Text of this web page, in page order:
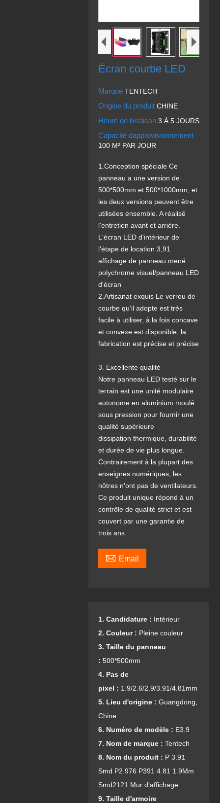
Écran courbe LED
Marque TENTECH
Origine du produit CHINE
Heure de livraison 3 À 5 JOURS
Capacité dapprovisionnement
100 M² PAR JOUR
1.Conception spéciale Ce
panneau a une version de
500*500mm et 500*1000mm, et
les deux versions peuvent être
utilisées ensemble. A réalisé
l'entretien avant et arrière.
L'écran LED d'intérieur de
l'étape de location 3,91
affichage de panneau mené
polychrome visuel/panneau LED
d'écran
2.Artisanat exquis Le verrou de
courbe qu'il adopte est très
facile à utiliser, à la fois concave
et convexe est disponible, la
fabrication est précise et précise
3. Excellente qualité
Notre panneau LED testé sur le
terrain est une unité modulaire
autonome en aluminium moulé
sous pression pour fournir une
qualité supérieure
dissipation thermique, durabilité
et durée de vie plus longue.
Contrairement à la plupart des
enseignes numériques, les
nôtres n'ont pas de ventilateurs.
Ce produit unique répond à un
contrôle de qualité strict et est
couvert par une garantie de
trois ans.
 Email
1. Candidature : Intérieur
2. Couleur : Pleine couleur
3. Taille du panneau
: 500*500mm
4. Pas de
pixel : 1.9/2.6/2.9/3.91/4.81mm
5. Lieu d'origine : Guangdong,
Chine
6. Numéro de modèle : E3.9
7. Nom de marque : Tentech
8. Nom du produit : P 3.91
Smd P2.976 P391 4.81 1.9Mm
Smd2121 Mur d'affichage
9. Taille d'armoire